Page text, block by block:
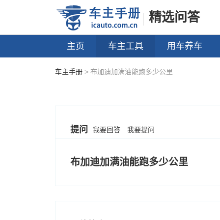
精选问答
主页 车主工具 用车养车
车主手册 > 布加迪加满油能跑多少公里
提问 我要回答 我要提问
布加迪加满油能跑多少公里